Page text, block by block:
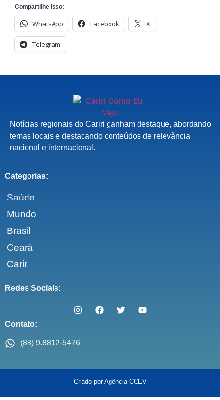
Compartilhe isso:
WhatsApp Facebook X
Telegram
Notícias regionais do Cariri ganham destaque, abordando
temas locais e destacando conteúdos de relevância
nacional e internacional.
Categorias:
Saúde
Mundo
Brasil
Ceará
Cariri
Redes Sociais:
Contato:
(88) 9.8812-5476
Criado por Agência CCEV